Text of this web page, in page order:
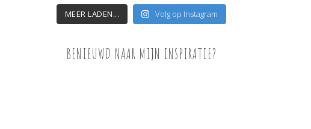
MEER LADEN... Volg op Instagram
BENIEUWD NAAR MIJN INSPIRATIE?